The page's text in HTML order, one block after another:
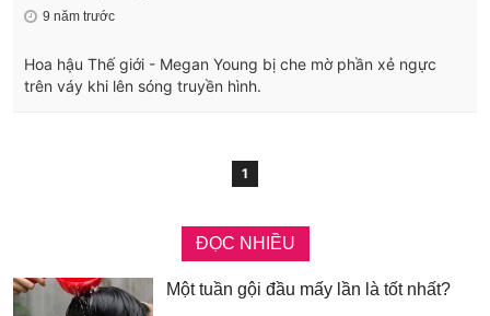
9 năm trước
Hoa hậu Thế giới - Megan Young bị che mờ phần xẻ ngực
trên váy khi lên sóng truyền hình.
1
ĐỌC NHIỀU
Một tuần gội đầu mấy lần là tốt nhất?